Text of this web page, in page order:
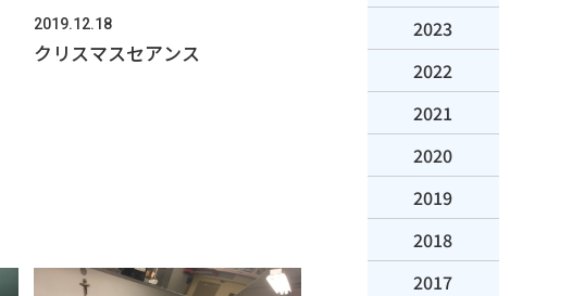
2019.12.18
クリスマスセアンス
2023
2022
2021
2020
2019
2018
2017